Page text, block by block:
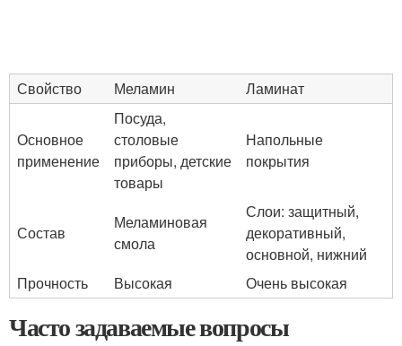
Свойство Меламин Ламинат
Основное
применение
Посуда,
столовые
приборы, детские
товары
Напольные
покрытия
Состав
Меламиновая
смола
Слои: защитный,
декоративный,
основной, нижний
Прочность
Высокая Очень высокая
Часто задаваемые вопросы